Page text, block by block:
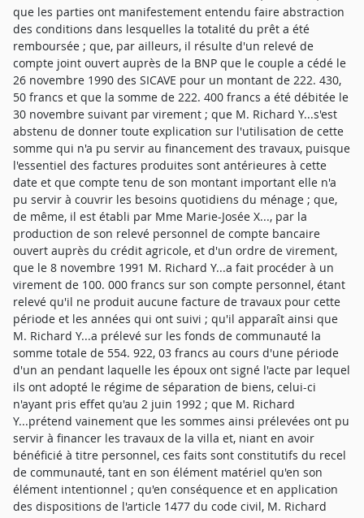
que les parties ont manifestement entendu faire abstraction
des conditions dans lesquelles la totalité du prêt a été
remboursée ; que, par ailleurs, il résulte d'un relevé de
compte joint ouvert auprès de la BNP que le couple a cédé le
26 novembre 1990 des SICAVE pour un montant de 222. 430,
50 francs et que la somme de 222. 400 francs a été débitée le
30 novembre suivant par virement ; que M. Richard Y...s'est
abstenu de donner toute explication sur l'utilisation de cette
somme qui n'a pu servir au financement des travaux, puisque
l'essentiel des factures produites sont antérieures à cette
date et que compte tenu de son montant important elle n'a
pu servir à couvrir les besoins quotidiens du ménage ; que,
de même, il est établi par Mme Marie-Josée X..., par la
production de son relevé personnel de compte bancaire
ouvert auprès du crédit agricole, et d'un ordre de virement,
que le 8 novembre 1991 M. Richard Y...a fait procéder à un
virement de 100. 000 francs sur son compte personnel, étant
relevé qu'il ne produit aucune facture de travaux pour cette
période et les années qui ont suivi ; qu'il apparaît ainsi que
M. Richard Y...a prélevé sur les fonds de communauté la
somme totale de 554. 922, 03 francs au cours d'une période
d'un an pendant laquelle les époux ont signé l'acte par lequel
ils ont adopté le régime de séparation de biens, celui-ci
n'ayant pris effet qu'au 2 juin 1992 ; que M. Richard
Y...prétend vainement que les sommes ainsi prélevées ont pu
servir à financer les travaux de la villa et, niant en avoir
bénéficié à titre personnel, ces faits sont constitutifs du recel
de communauté, tant en son élément matériel qu'en son
élément intentionnel ; qu'en conséquence et en application
des dispositions de l'article 1477 du code civil, M. Richard